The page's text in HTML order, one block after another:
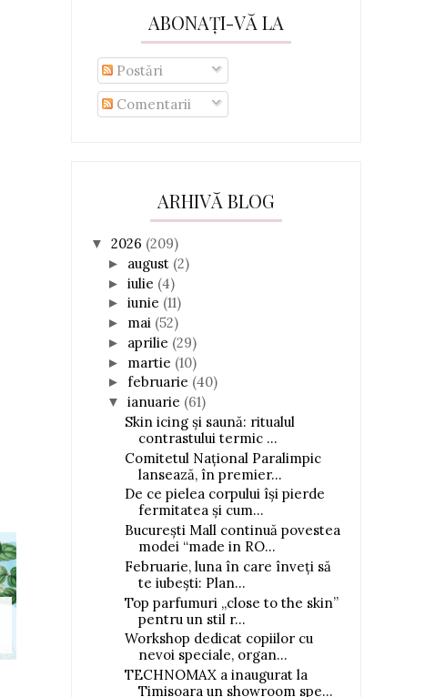
Cum arată pielea după trei
zile în ...
ABONAȚI-VĂ LA
Postări
Comentarii
ARHIVĂ BLOG
▼ 2026 (209)
► august (2)
► iulie (4)
► iunie (11)
► mai (52)
► aprilie (29)
► martie (10)
► februarie (40)
▼ ianuarie (61)
Skin icing și saună: ritualul
contrastului termic ...
Comitetul Național Paralimpic
lansează, în premier...
De ce pielea corpului își pierde
fermitatea și cum...
București Mall continuă povestea
modei “made in RO...
Februarie, luna în care înveți să
te iubești: Plan...
Top parfumuri „close to the skin”
pentru un stil r...
Workshop dedicat copiilor cu
nevoi speciale, organ...
TECHNOMAX a inaugurat la
Timisoara un showroom spe...